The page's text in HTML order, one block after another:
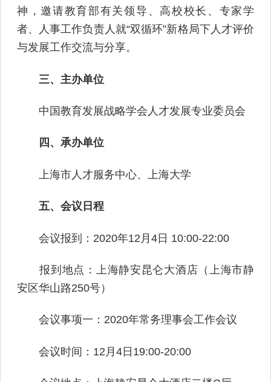
神，邀请教育部有关领导、高校校长、专家学
者、人事工作负责人就“双循环”新格局下人才评价
与发展工作交流与分享。
三、主办单位
中国教育发展战略学会人才发展专业委员会
四、承办单位
上海市人才服务中心、上海大学
五、会议日程
会议报到：2020年12月4日 10:00-22:00
报到地点：上海静安昆仑大酒店（上海市静
安区华山路250号）
会议事项一：2020年常务理事会工作会议
会议时间：12月4日19:00-20:00